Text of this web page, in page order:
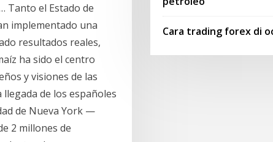
Tanto el Estado de
implementado una
resultados reales,
ha sido el centro
y visiones de las
de los españoles
de Nueva York —
2 millones de
Cara trading forex di